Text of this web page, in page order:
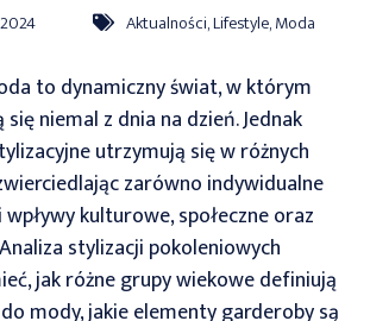
Aktualności,Lifestyle,Moda
to dynamiczny świat, w którym
niemal z dnia na dzień. Jednak
utrzymują się w różnych
zarówno indywidualne
kulturowe, społeczne oraz
stylizacji pokoleniowych
jak różne grupy wiekowe definiują
mody, jakie elementy garderoby są